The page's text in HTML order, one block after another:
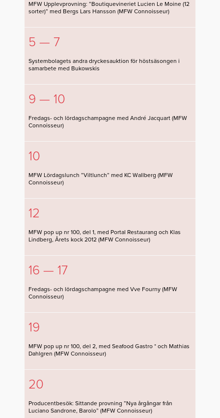
MFW Upplevprovning: ”Boutiquevineriet Lucien Le Moine (12
sorter)” med Bergs Lars Hansson (MFW Connoisseur)
5 — 7
Systembolagets andra dryckesauktion för höstsäsongen i
samarbete med Bukowskis
9 — 10
Fredags- och lördagschampagne med André Jacquart (MFW
Connoisseur)
10
MFW Lördagslunch ”Viltlunch” med KC Wallberg (MFW
Connoisseur)
12
MFW pop up nr 100, del 1, med Portal Restaurang och Klas
Lindberg, Årets kock 2012 (MFW Connoisseur)
16 — 17
Fredags- och lördagschampagne med Vve Fourny (MFW
Connoisseur)
19
MFW pop up nr 100, del 2, med Seafood Gastro * och Mathias
Dahlgren (MFW Connoisseur)
20
Producentbesök: Sittande provning ”Nya årgångar från
Luciano Sandrone, Barolo” (MFW Connoisseur)